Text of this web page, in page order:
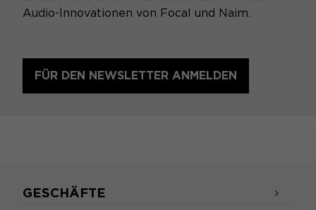
Audio-Innovationen von Focal und Naim.
FÜR DEN NEWSLETTER ANMELDEN
GESCHÄFTE